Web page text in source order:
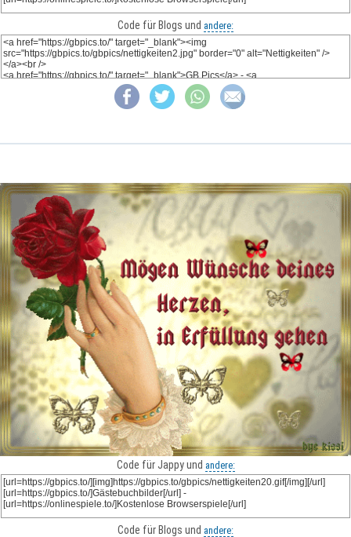
Code für Blogs und andere:
Code für Jappy und andere:
Code für Blogs und andere: